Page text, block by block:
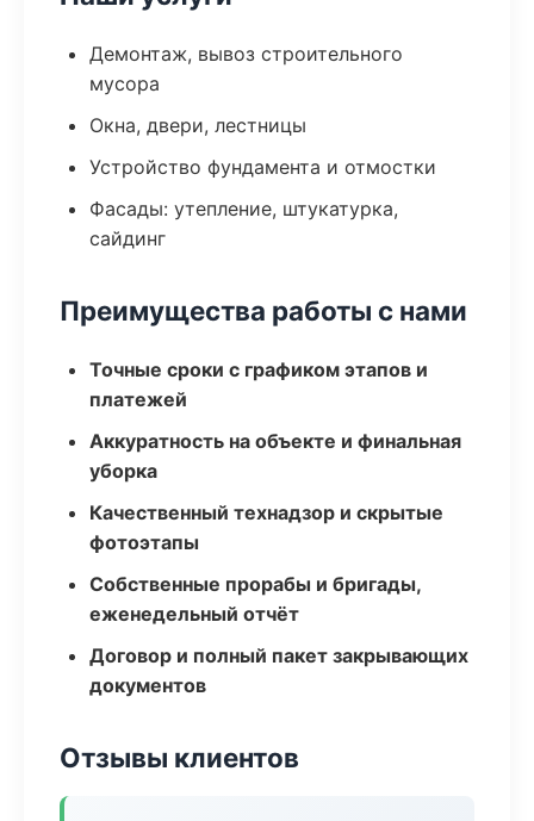
Демонтаж, вывоз строительного
мусора
Окна, двери, лестницы
Устройство фундамента и отмостки
Фасады: утепление, штукатурка,
сайдинг
Преимущества работы с нами
Точные сроки с графиком этапов и
платежей
Аккуратность на объекте и финальная
уборка
Качественный технадзор и скрытые
фотоэтапы
Собственные прорабы и бригады,
еженедельный отчёт
Договор и полный пакет закрывающих
документов
Отзывы клиентов